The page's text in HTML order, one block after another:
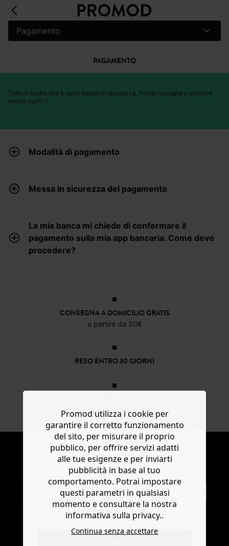
Do you want to be redirected to
www.promod.com ?
Pagamento
PAGAMENTO
Tutto il nostro sito è stato messo in sicurezza. Potrai navigare e ordinare
senza rischi :)
Modalità di pagamento
Messa in sicurezza del pagamento
La mia banca mi chiede di confermare il
pagamento sulla mia app bancaria. Come devo
procedere?
CONSEGNA A DOMICILIO GRATIS
a partire da 50€
RESO ENTRO 30 GIORNI
Visa, PayPal, Apple Pay
NEWSLETTER
Ricevi notizie sulla moda e offerte promod
SOTTOSCRIVI
Promod utilizza i cookie per
garantire il corretto funzionamento
del sito, per misurare il proprio
pubblico, per offrire servizi adatti
alle tue esigenze e per inviarti
pubblicità in base al tuo
comportamento. Potrai impostare
questi parametri in qualsiasi
momento e consultare la nostra
informativa sulla privacy..
Continua senza accettare